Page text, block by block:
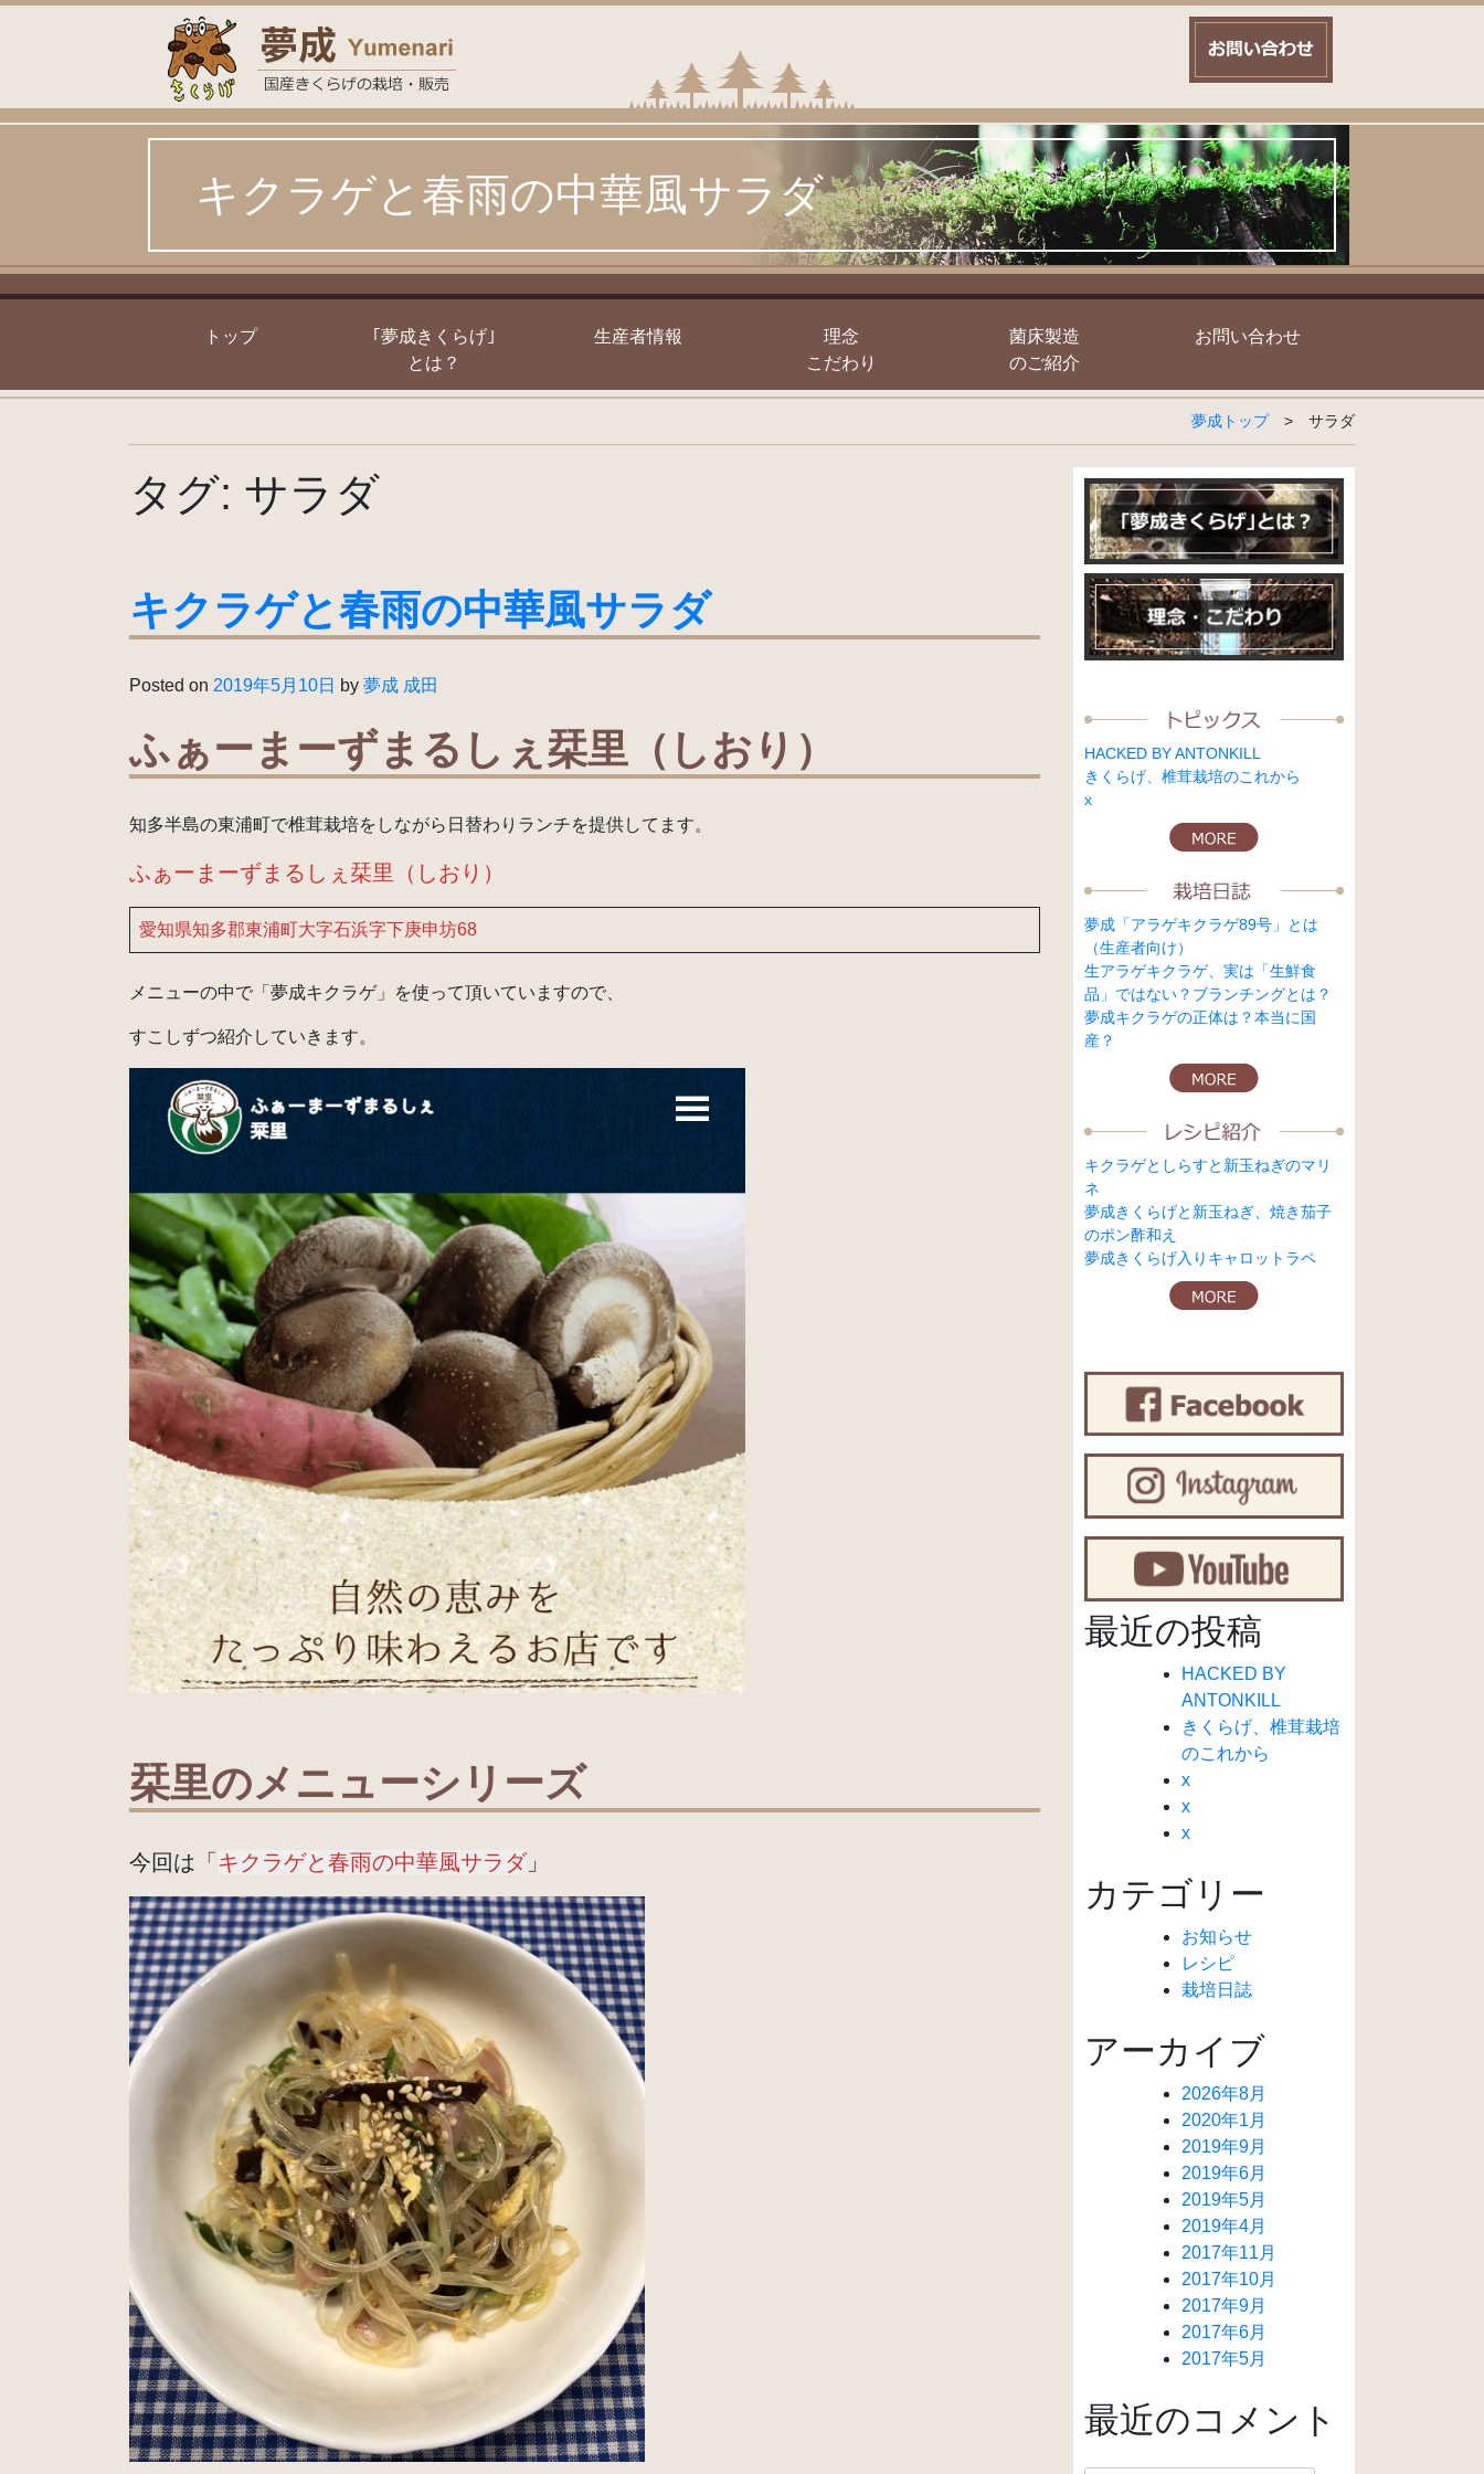
Skip
キクラゲと春雨の中華風サラダ
トップ
｢夢成きくらげ｣
とは？
生産者情報
理念
こだわり
菌床製造
のご紹介
お問い合わせ
夢成トップ> サラダ
タグ: サラダ
キクラゲと春雨の中華風サラダ
Posted on 2019年5月10日 by 夢成 成田
ふぁーまーずまるしぇ栞里（しおり）
知多半島の東浦町で椎茸栽培をしながら日替わりランチを提供してます。
ふぁーまーずまるしぇ栞里（しおり）
愛知県知多郡東浦町大字石浜字下庚申坊68
メニューの中で「夢成キクラゲ」を使って頂いていますので、
すこしずつ紹介していきます。
栞里のメニューシリーズ
今回は「キクラゲと春雨の中華風サラダ」
HACKED BY ANTONKILL
きくらげ、椎茸栽培のこれから
x
夢成「アラゲキクラゲ89号」とは
（生産者向け）
生アラゲキクラゲ、実は「生鮮食
品」ではない？ブランチングとは？
夢成キクラゲの正体は？本当に国
産？
キクラゲとしらすと新玉ねぎのマリ
ネ
夢成きくらげと新玉ねぎ、焼き茄子
のポン酢和え
夢成きくらげ入りキャロットラペ
最近の投稿
HACKED BY
ANTONKILL
きくらげ、椎茸栽培
のこれから
x
x
x
カテゴリー
お知らせ
レシピ
栽培日誌
アーカイブ
2026年8月
2020年1月
2019年9月
2019年6月
2019年5月
2019年4月
2017年11月
2017年10月
2017年9月
2017年6月
2017年5月
最近のコメント